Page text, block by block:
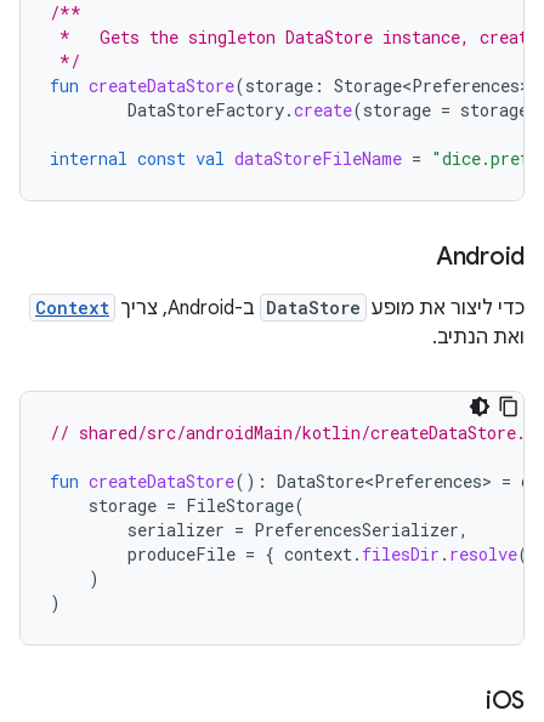
/**
*   Gets the singleton DataStore instance,
*/
fun createDataStore(storage : Storage<Preferences>
DataStoreFactory.create(storage = storage
internal const val dataStoreFileName =
Android
כדי ליצור את מופע DataStore ב-Android, צריך Context
ואת הנתיב.
// shared/src/androidMain/kotlin/
fun createDataStore(): DataStore<Preferences> =
storage = FileStorage(
serializer = PreferencesSerializer,
produceFile = { context. filesDir . resolve(
)
)
iOS